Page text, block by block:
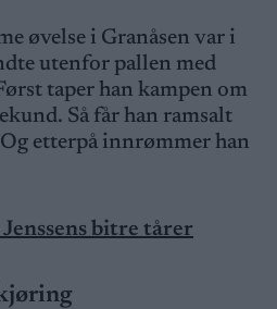
øvelse i Granåsen var i
utenfor pallen med
taper han kampen om
Så får han ramsalt
etterpå innrømmer han
Jenssens bitre tårer